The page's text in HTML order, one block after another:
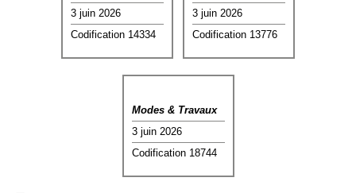
3 juin 2026
Codification 14334
3 juin 2026
Codification 13776
Modes & Travaux
3 juin 2026
Codification 18744